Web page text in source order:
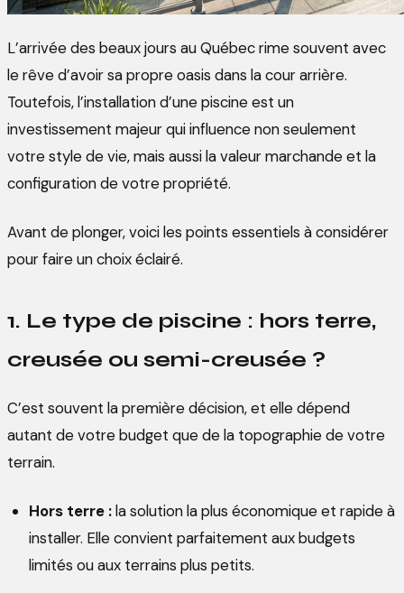
L’arrivée des beaux jours au Québec rime souvent avec
le rêve d’avoir sa propre oasis dans la cour arrière.
Toutefois, l’installation d’une piscine est un
investissement majeur qui influence non seulement
votre style de vie, mais aussi la valeur marchande et la
configuration de votre propriété.
Avant de plonger, voici les points essentiels à considérer
pour faire un choix éclairé.
1. Le type de piscine : hors terre,
creusée ou semi-creusée ?
C’est souvent la première décision, et elle dépend
autant de votre budget que de la topographie de votre
terrain.
Hors terre :la solution la plus économique et rapide à
installer. Elle convient parfaitement aux budgets
limités ou aux terrains plus petits.